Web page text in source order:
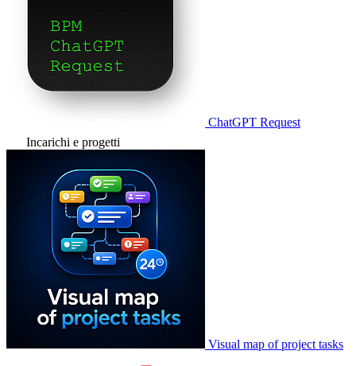
ChatGPT Request
Incarichi e progetti
Visual map of project tasks